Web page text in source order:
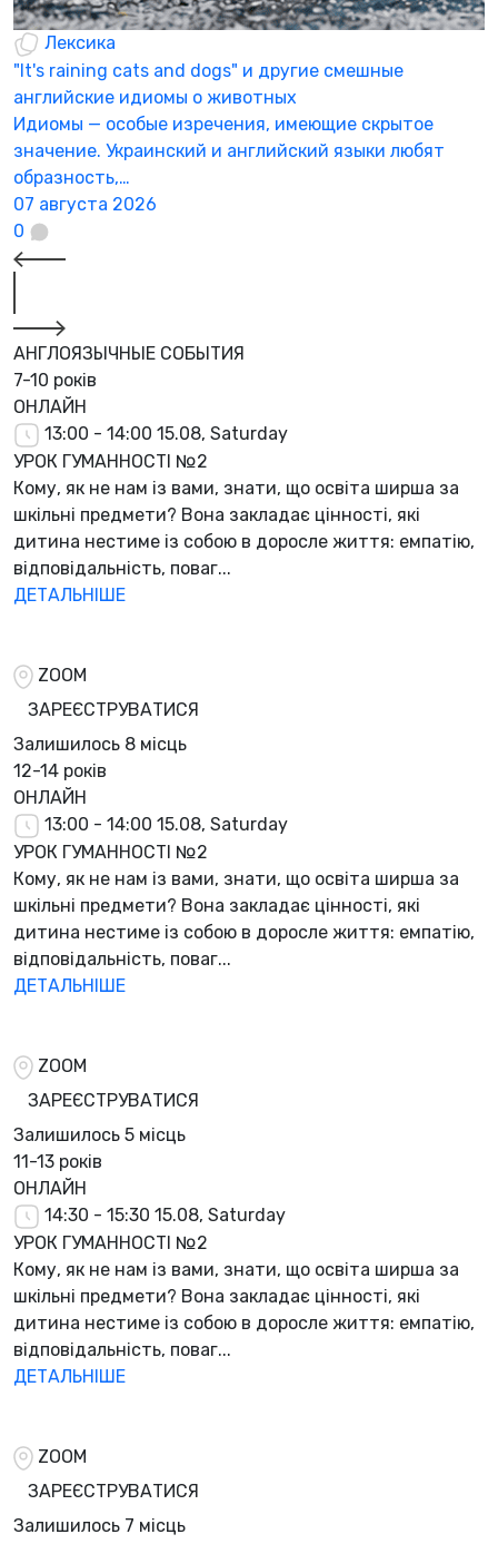
Лексика
"It's raining cats and dogs" и другие смешные
английские идиомы о животных
Идиомы — особые изречения, имеющие скрытое
значение. Украинский и английский языки любят
образность,…
07 августа 2026
0
АНГЛОЯЗЫЧНЫЕ СОБЫТИЯ
7-10 років
ОНЛАЙН
13:00 - 14:00 15.08, Saturday
УРОК ГУМАННОСТІ №2
Кому, як не нам із вами, знати, що освіта ширша за
шкільні предмети? Вона закладає цінності, які
дитина нестиме із собою в доросле життя: емпатію,
відповідальність, поваг...
ДЕТАЛЬНІШЕ
ZOOM
ЗАРЕЄСТРУВАТИСЯ
Залишилось 8 місць
12-14 років
ОНЛАЙН
13:00 - 14:00 15.08, Saturday
УРОК ГУМАННОСТІ №2
Кому, як не нам із вами, знати, що освіта ширша за
шкільні предмети? Вона закладає цінності, які
дитина нестиме із собою в доросле життя: емпатію,
відповідальність, поваг...
ДЕТАЛЬНІШЕ
ZOOM
ЗАРЕЄСТРУВАТИСЯ
Залишилось 5 місць
11-13 років
ОНЛАЙН
14:30 - 15:30 15.08, Saturday
УРОК ГУМАННОСТІ №2
Кому, як не нам із вами, знати, що освіта ширша за
шкільні предмети? Вона закладає цінності, які
дитина нестиме із собою в доросле життя: емпатію,
відповідальність, поваг...
ДЕТАЛЬНІШЕ
ZOOM
ЗАРЕЄСТРУВАТИСЯ
Залишилось 7 місць